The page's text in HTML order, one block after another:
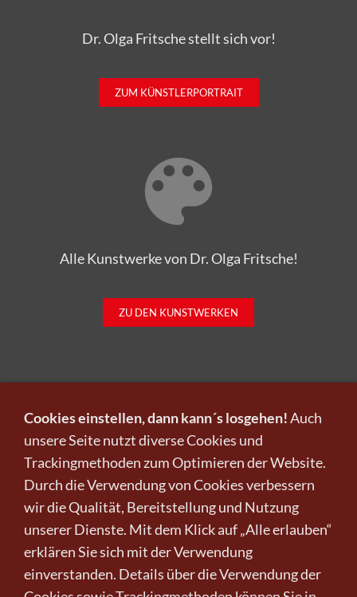
Dr. Olga Fritsche stellt sich vor!
ZUM KÜNSTLERPORTRAIT
Alle Kunstwerke von Dr. Olga Fritsche!
Infos zu Verkauf und Versand!
KUNST KAUFEN BEI CRELALA
Cookies einstellen, dann kann´s losgehen!Auch
unsere Seite nutzt diverse Cookies und
Trackingmethoden zum Optimieren der Website.
Durch die Verwendung von Cookies verbessern
wir die Qualität, Bereitstellung und Nutzung
unserer Dienste. Mit dem Klick auf „Alle erlauben“
erklären Sie sich mit der Verwendung
einverstanden. Details über die Verwendung der